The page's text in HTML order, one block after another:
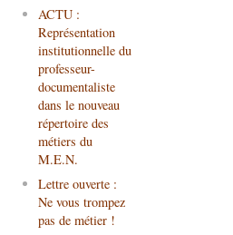
ACTU :
Représentation
institutionnelle du
professeur-
documentaliste
dans le nouveau
répertoire des
métiers du
M.E.N.
Lettre ouverte :
Ne vous trompez
pas de métier !